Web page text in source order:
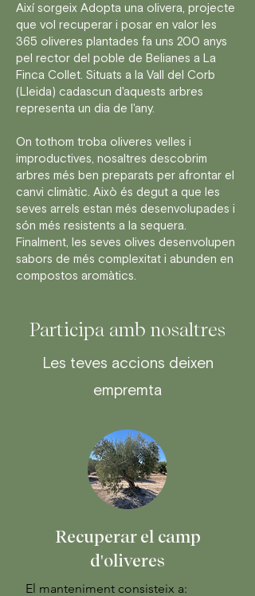
Així sorgeix Adopta una olivera, projecte
que vol recuperar i posar en valor les
365 oliveres plantades fa uns 200 anys
pel rector del poble de Belianes a La
Finca Collet. Situats a la Vall del Corb
(Lleida) cadascun d'aquests arbres
representa un dia de l'any.
On tothom troba oliveres velles i
improductives, nosaltres descobrim
arbres més ben preparats per afrontar el
canvi climàtic. Això és degut a que les
seves arrels estan més desenvolupades i
són més resistents a la sequera.
Finalment, les seves olives desenvolupen
sabors de més complexitat i abunden en
compostos aromàtics.
Participa amb nosaltres
Les teves accions deixen
empremta
Recuperar el camp
d'oliveres
El manteniment consisteix a: